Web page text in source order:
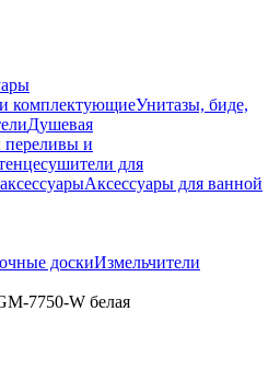
комплектующиеУнитазы, биде,
Душевая
и
для
Аксессуары для ванной
доскиИзмельчители
7750-W белая